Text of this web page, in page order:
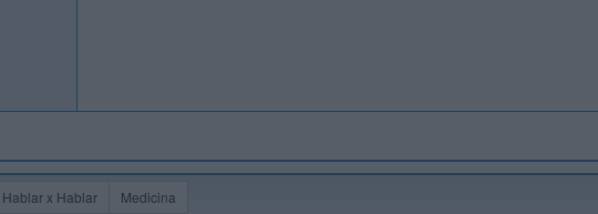
Hablar x Hablar Medicina